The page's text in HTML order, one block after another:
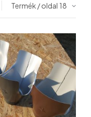
Termék / oldal